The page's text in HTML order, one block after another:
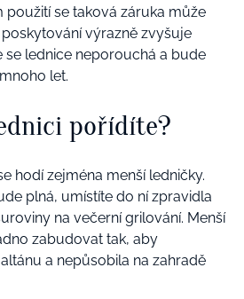
použití se taková záruka může
výrazně zvyšuje
lednice neporouchá a bude
let.
pořídíte?
hodí zejména menší ledničky.
plná, umístíte do ní zpravidla
na večerní grilování. Menší
zabudovat tak, aby
a nepůsobila na zahradě